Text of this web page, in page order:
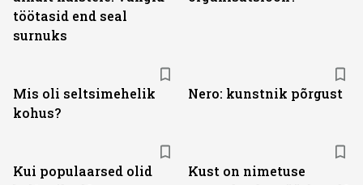
töötasid end seal
surnuks
Mis oli seltsimehelik
kohus?
Nero: kunstnik põrgust
Kui populaarsed olid
Kust on nimetuse